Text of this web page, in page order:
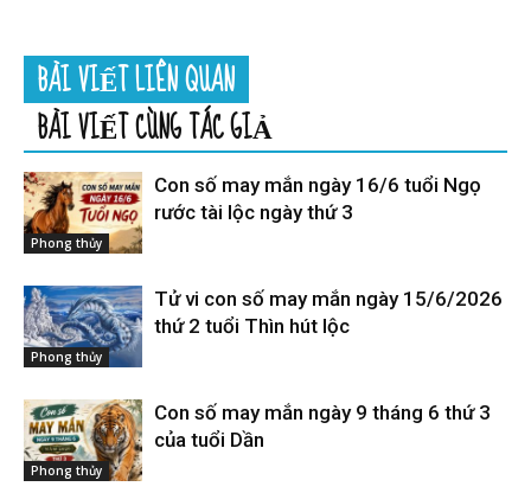
BÀI VIẾT LIÊN QUAN
BÀI VIẾT CÙNG TÁC GIẢ
Phong thủy
Con số may mắn ngày 16/6 tuổi Ngọ
rước tài lộc ngày thứ 3
Phong thủy
Tử vi con số may mắn ngày 15/6/2026
thứ 2 tuổi Thìn hút lộc
Phong thủy
Con số may mắn ngày 9 tháng 6 thứ 3
của tuổi Dần